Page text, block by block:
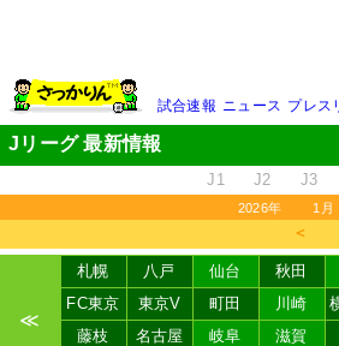
試合速報 ニュース プレス
Jリーグ 最新情報
J1 J2 J3
2026年 1月
＜
≪
札幌 八戸 仙台 秋田
FC東京
東京V 町田 川崎
藤枝
名古屋 岐阜 滋賀